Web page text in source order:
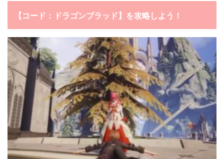
【コード：ドラゴンブラッド】を攻略しよう！